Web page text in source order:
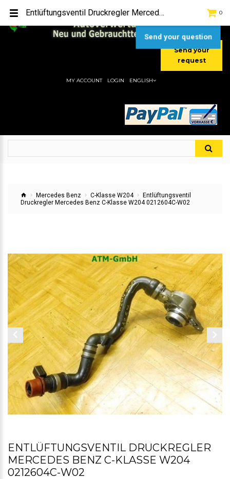
[+49] (0) 2232-5205
[+49] (0) 177 / 4080033
Send your
request
0
MY ACCOUNT LOGIN ENGLISH
Mercedes Benz C-Klasse W204
Entlüftungsventil
Druckregler Mercedes Benz C-Klasse W204 0212604C-W02
ENTLÜFTUNGSVENTIL DRUCKREGLER
MERCEDES BENZ C-KLASSE W204
0212604C-W02
Entlüftungsventil Druckregler Mercedes Benz C-Klasse W204 0212604C-W02
Send your question